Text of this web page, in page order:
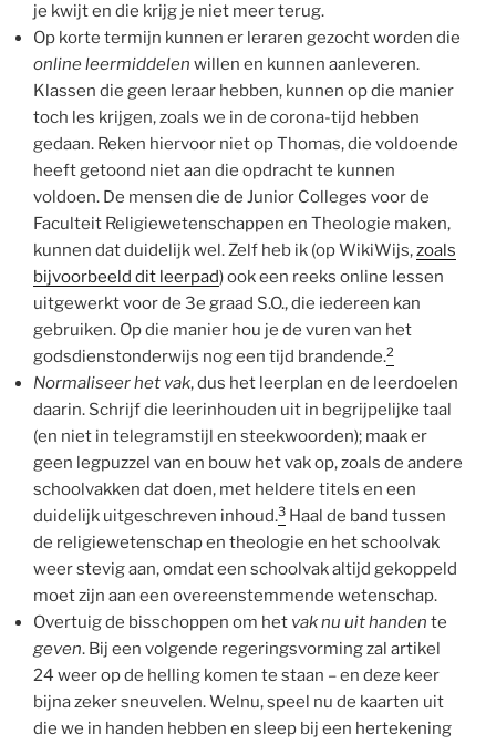
je kwijt en die krijg je niet meer terug.
Op korte termijn kunnen er leraren gezocht worden die
online leermiddelen willen en kunnen aanleveren.
Klassen die geen leraar hebben, kunnen op die manier
toch les krijgen, zoals we in de corona-tijd hebben
gedaan. Reken hiervoor niet op Thomas, die voldoende
heeft getoond niet aan die opdracht te kunnen
voldoen. De mensen die de Junior Colleges voor de
Faculteit Religiewetenschappen en Theologie maken,
kunnen dat duidelijk wel. Zelf heb ik (op WikiWijs,zoals
bijvoorbeeld dit leerpad) ook een reeks online lessen
uitgewerkt voor de 3e graad S.O., die iedereen kan
gebruiken. Op die manier hou je de vuren van het
godsdienstonderwijs nog een tijd brandende.2
Normaliseer het vak, dus het leerplan en de leerdoelen
daarin. Schrijf die leerinhouden uit in begrijpelijke taal
(en niet in telegramstijl en steekwoorden); maak er
geen legpuzzel van en bouw het vak op, zoals de andere
schoolvakken dat doen, met heldere titels en een
duidelijk uitgeschreven inhoud.3 Haal de band tussen
de religiewetenschap en theologie en het schoolvak
weer stevig aan, omdat een schoolvak altijd gekoppeld
moet zijn aan een overeenstemmende wetenschap.
Overtuig de bisschoppen om het vak nu uit handen te
geven. Bij een volgende regeringsvorming zal artikel
24 weer op de helling komen te staan – en deze keer
bijna zeker sneuvelen. Welnu, speel nu de kaarten uit
die we in handen hebben en sleep bij een hertekening